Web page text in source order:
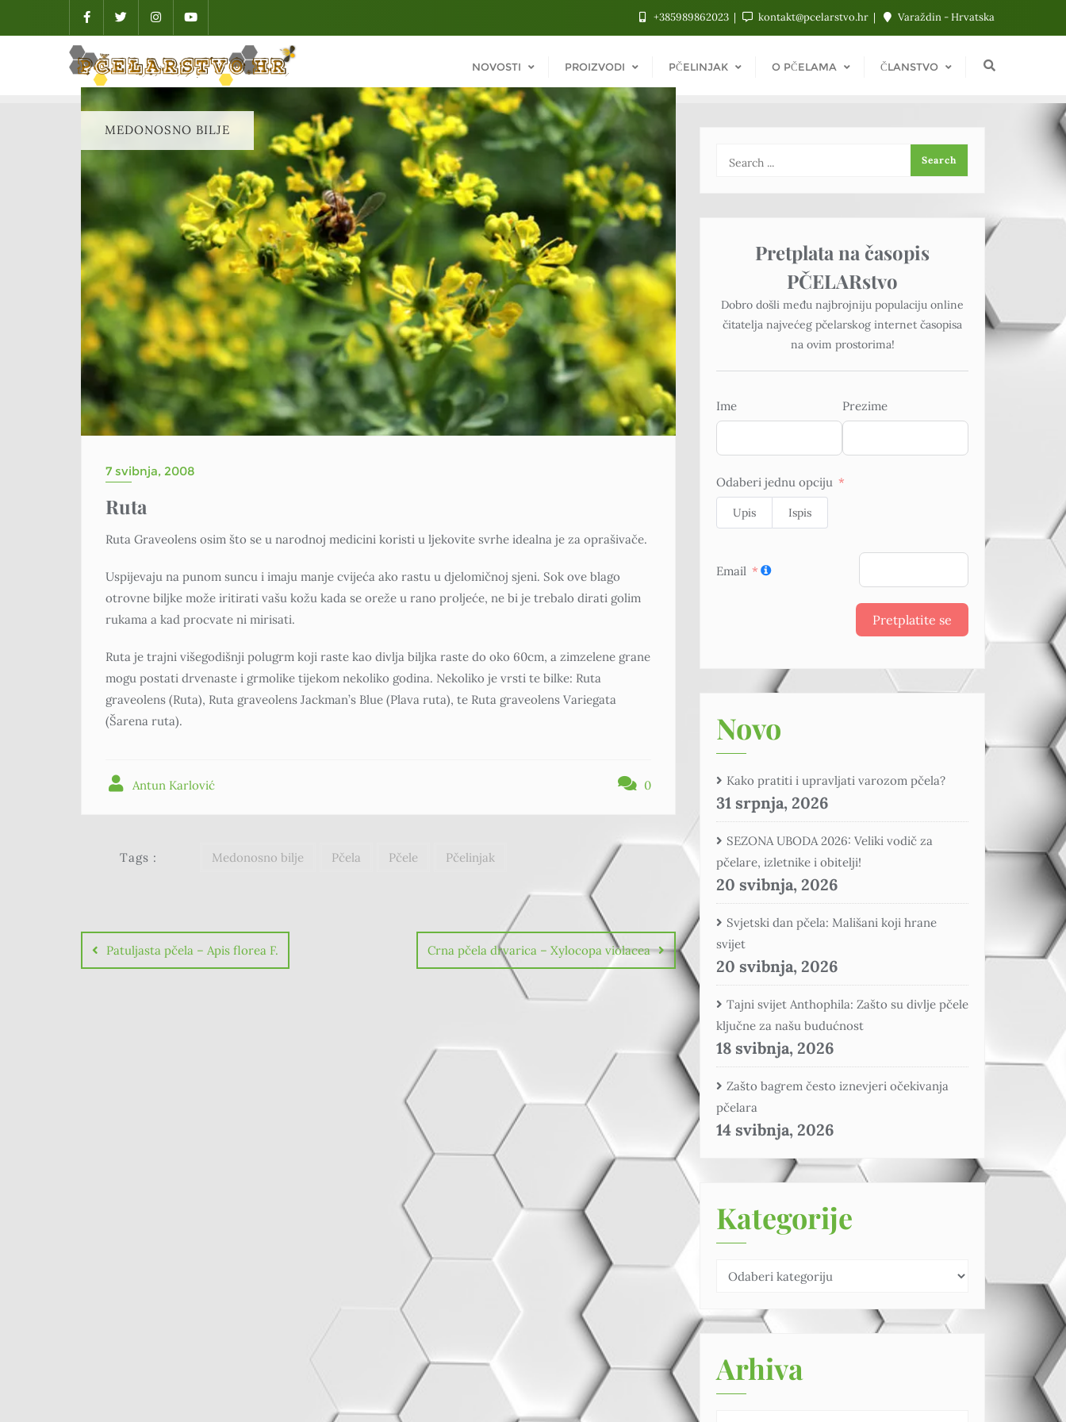
+385989862023 kontakt@pcelarstvo.hr Varaždin - Hrvatska
NOVOSTI PROIZVODI PČELINJAK O PČELAMA ČLANSTVO
MEDONOSNO BILJE
7 svibnja, 2008
Ruta
Ruta Graveolens osim što se u narodnoj medicini koristi u ljekovite svrhe idealna je za oprašivače.
Uspijevaju na punom suncu i imaju manje cvijeća ako rastu u djelomičnoj sjeni. Sok ove blago
otrovne biljke može iritirati vašu kožu kada se oreže u rano proljeće, ne bi je trebalo dirati golim
rukama a kad procvate ni mirisati.
Ruta je trajni višegodišnji polugrm koji raste kao divlja biljka raste do oko 60cm, a zimzelene grane
mogu postati drvenaste i grmolike tijekom nekoliko godina. Nekoliko je vrsti te bilke: Ruta
graveolens (Ruta), Ruta graveolens Jackman’s Blue (Plava ruta), te Ruta graveolens Variegata
(Šarena ruta).
Antun Karlović 0
Tags : Medonosno bilje Pčela Pčele Pčelinjak
Patuljasta pčela – Apis florea F. Crna pčela drvarica – Xylocopa violacea
Pretplata na časopis
PČELARstvo
Dobro došli među najbrojniju populaciju online
čitatelja najvećeg pčelarskog internet časopisa
na ovim prostorima!
Ime Prezime
Odaberi jednu opciju
Upis Ispis
Email
Pretplatite se
Novo
Kako pratiti i upravljati varozom pčela?
31 srpnja, 2026
SEZONA UBODA 2026: Veliki vodič za
pčelare, izletnike i obitelji!
20 svibnja, 2026
Svjetski dan pčela: Mališani koji hrane
svijet
20 svibnja, 2026
Tajni svijet Anthophila: Zašto su divlje pčele
ključne za našu budućnost
18 svibnja, 2026
Zašto bagrem često iznevjeri očekivanja
pčelara
14 svibnja, 2026
Kategorije
Arhiva